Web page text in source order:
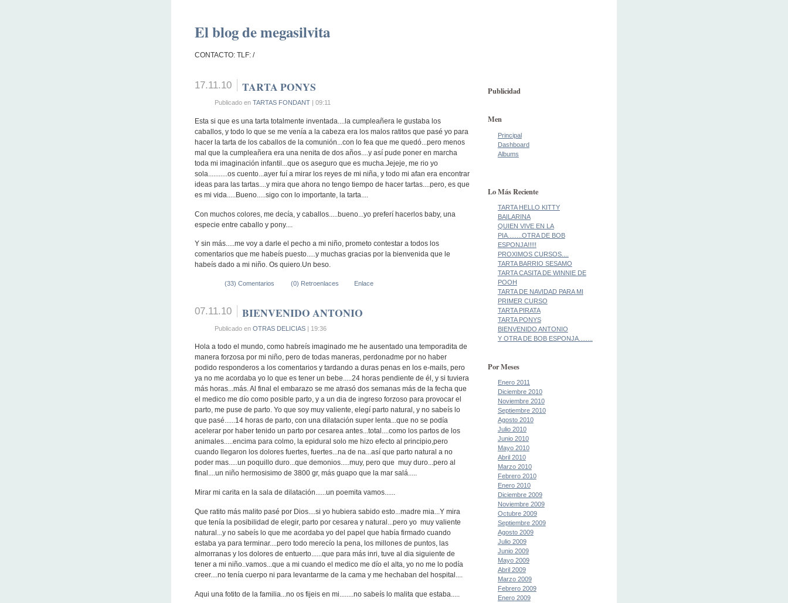
El blog de megasilvita
CONTACTO: TLF: /
17.11.10 TARTA PONYS
Publicado en TARTAS FONDANT| 09:11
Esta si que es una tarta totalmente inventada....la cumpleañera le gustaba los
caballos, y todo lo que se me venía a la cabeza era los malos ratitos que pasé yo para
hacer la tarta de los caballos de la comunión...con lo fea que me quedó...pero menos
mal que la cumpleañera era una nenita de dos años....y así pude poner en marcha
toda mi imaginación infantil...que os aseguro que es mucha.Jejeje, me rio yo
sola...........os cuento...ayer fuí a mirar los reyes de mi niña, y todo mi afan era encontrar
ideas para las tartas....y mira que ahora no tengo tiempo de hacer tartas....pero, es que
es mi vida.....Bueno.....sigo con lo importante, la tarta....
Con muchos colores, me decía, y caballos.....bueno...yo preferí hacerlos baby, una
especie entre caballo y pony....
Y sin más.....me voy a darle el pecho a mi niño, prometo contestar a todos los
comentarios que me habeís puesto.....y muchas gracias por la bienvenida que le
habeís dado a mi niño. Os quiero.Un beso.
(33) Comentarios (0) Retroenlaces Enlace
07.11.10 BIENVENIDO ANTONIO
Publicado en OTRAS DELICIAS| 19:36
Hola a todo el mundo, como habreís imaginado me he ausentado una temporadita de
manera forzosa por mi niño, pero de todas maneras, perdonadme por no haber
podido responderos a los comentarios y tardando a duras penas en los e-mails, pero
ya no me acordaba yo lo que es tener un bebe.....24 horas pendiente de él, y si tuviera
más horas...más. Al final el embarazo se me atrasó dos semanas más de la fecha que
el medico me dío como posible parto, y a un dia de ingreso forzoso para provocar el
parto, me puse de parto. Yo que soy muy valiente, elegí parto natural, y no sabeís lo
que pasé......14 horas de parto, con una dilatación super lenta...que no se podía
acelerar por haber tenido un parto por cesarea antes...total....como los partos de los
animales.....encima para colmo, la epidural solo me hizo efecto al principio,pero
cuando llegaron los dolores fuertes, fuertes...na de na...así que parto natural a no
poder mas.....un poquillo duro...que demonios.....muy, pero que muy duro...pero al
final....un niño hermosisimo de 3800 gr, más guapo que la mar salá.....
Mirar mi carita en la sala de dilatación......un poemita vamos......
Que ratito más malito pasé por Dios....si yo hubiera sabido esto...madre mia...Y mira
que tenía la posibilidad de elegir, parto por cesarea y natural...pero yo muy valiente
natural...y no sabeís lo que me acordaba yo del papel que había firmado cuando
estaba ya para terminar....pero todo merecío la pena, los millones de puntos, las
almorranas y los dolores de entuerto......que para más inri, tuve al dia siguiente de
tener a mi niño..vamos...que a mi cuando el medico me dío el alta, yo no me lo podía
creer....no tenía cuerpo ni para levantarme de la cama y me hechaban del hospital....
Aqui una fotito de la familia...no os fijeis en mi........no sabeís lo malita que estaba.....
Publicidad
Men
Principal
Dashboard
Albums
Lo Más Reciente
TARTA HELLO KITTY
BAILARINA
QUIEN VIVE EN LA
PIA........OTRA DE BOB
ESPONJA!!!!!
PROXIMOS CURSOS....
TARTA BARRIO SESAMO
TARTA CASITA DE WINNIE DE
POOH
TARTA DE NAVIDAD PARA MI
PRIMER CURSO
TARTA PIRATA
TARTA PONYS
BIENVENIDO ANTONIO
Y OTRA DE BOB ESPONJA........
Por Meses
Enero 2011
Diciembre 2010
Noviembre 2010
Septiembre 2010
Agosto 2010
Julio 2010
Junio 2010
Mayo 2010
Abril 2010
Marzo 2010
Febrero 2010
Enero 2010
Diciembre 2009
Noviembre 2009
Octubre 2009
Septiembre 2009
Agosto 2009
Julio 2009
Junio 2009
Mayo 2009
Abril 2009
Marzo 2009
Febrero 2009
Enero 2009